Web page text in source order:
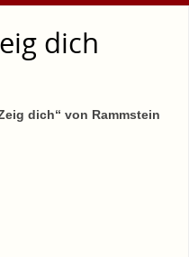
dich
dich“ von Rammstein